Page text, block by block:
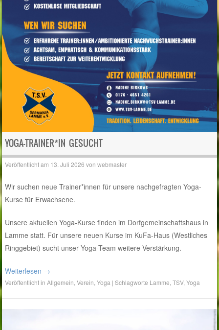
YOGA-TRAINER*IN GESUCHT
Veröffentlicht am 13. Juli 2026 vonwebmaster
Wir suchen neue Trainer*innen für unsere nachgefragten Yoga-
Kurse für Erwachsene.
Unsere aktuellen Yoga-Kurse finden im Dorfgemeinschaftshaus in
Lamme statt. Für unsere neuen Kurse im KuFa-Haus (Westliches
Ringgebiet) sucht unser Yoga-Team weitere Verstärkung.
Weiterlesen →
Veröffentlicht inAllgemein ,Verein ,Yoga |Schlagworte Lamme ,TSV,Yoga